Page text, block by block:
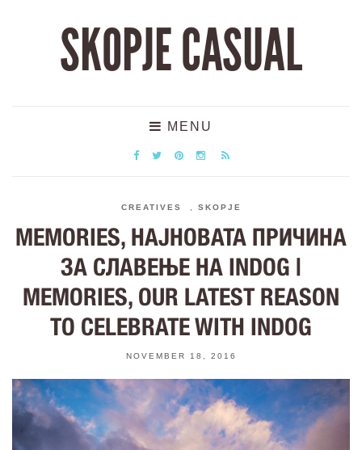
SKOPJE CASUAL
MENU
CREATIVES SKOPJE
MEMORIES, НАЈНОВАТА ПРИЧИНА
ЗА СЛАВЕЊЕ НА INDOG |
MEMORIES, OUR LATEST REASON
TO CELEBRATE WITH INDOG
NOVEMBER 18, 2016